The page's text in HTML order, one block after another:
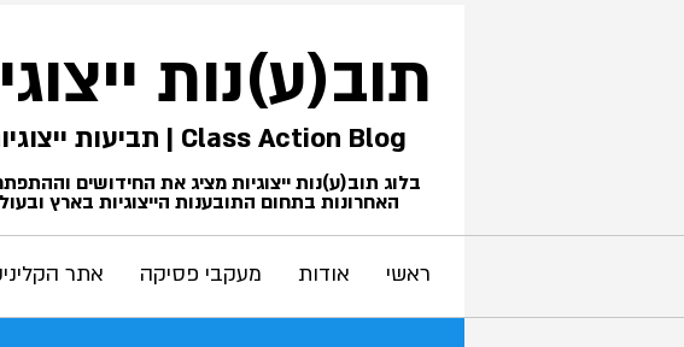
תוב(ע)נות
Class Action Blog | תביעות ייצוגיות
בלוג תוב(ע)נות ייצוגיות מציג את החידושים
האחרונות בתחום התובענות הייצוגיות בארץ
ראשי אודות מעקבי פסיקה אתר